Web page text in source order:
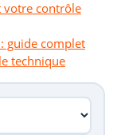
votre contrôle
guide complet
technique